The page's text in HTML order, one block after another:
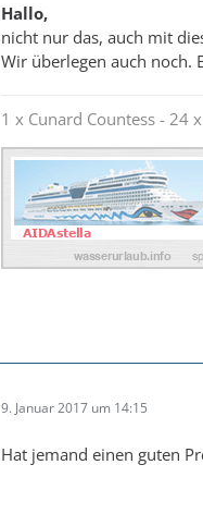
Hallo,
nicht nur das, auch mit
Wir überlegen auch noch.
1 x Cunard Countess - 24
9. Januar 2017 um 14:15
Hat jemand einen guten